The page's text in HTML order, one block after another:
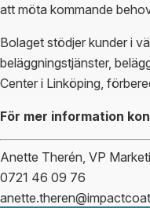
att möta kommande
Bolaget stödjer kunder i
beläggningstjänster,
Center i Linköping,
För mer information
Anette Therén, VP
0721 46 09 76